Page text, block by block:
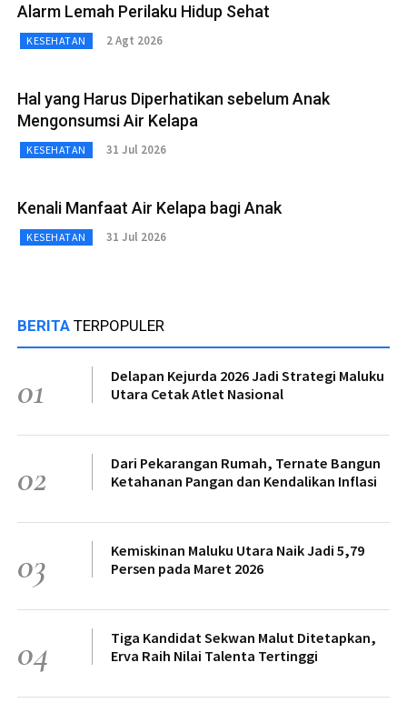
Alarm Lemah Perilaku Hidup Sehat
KESEHATAN 2 Agt 2026
Hal yang Harus Diperhatikan sebelum Anak
Mengonsumsi Air Kelapa
KESEHATAN 31 Jul 2026
Kenali Manfaat Air Kelapa bagi Anak
KESEHATAN 31 Jul 2026
BERITA TERPOPULER
01
Delapan Kejurda 2026 Jadi Strategi Maluku
Utara Cetak Atlet Nasional
02
Dari Pekarangan Rumah, Ternate Bangun
Ketahanan Pangan dan Kendalikan Inflasi
03
Kemiskinan Maluku Utara Naik Jadi 5,79
Persen pada Maret 2026
04
Tiga Kandidat Sekwan Malut Ditetapkan,
Erva Raih Nilai Talenta Tertinggi